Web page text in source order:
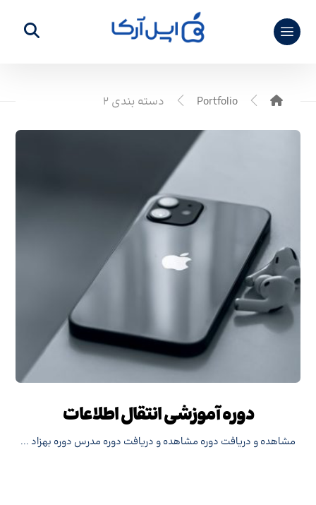
Portfolio دسته بندی ۲
دوره آموزشی انتقال اطلاعات
مشاهده و دریافت دوره مشاهده و دریافت دوره مدرس دوره بهزاد ...